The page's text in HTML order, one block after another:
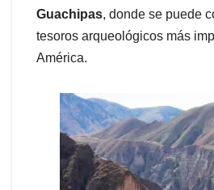
Guachipas, donde se puede
tesoros arqueológicos más
América.